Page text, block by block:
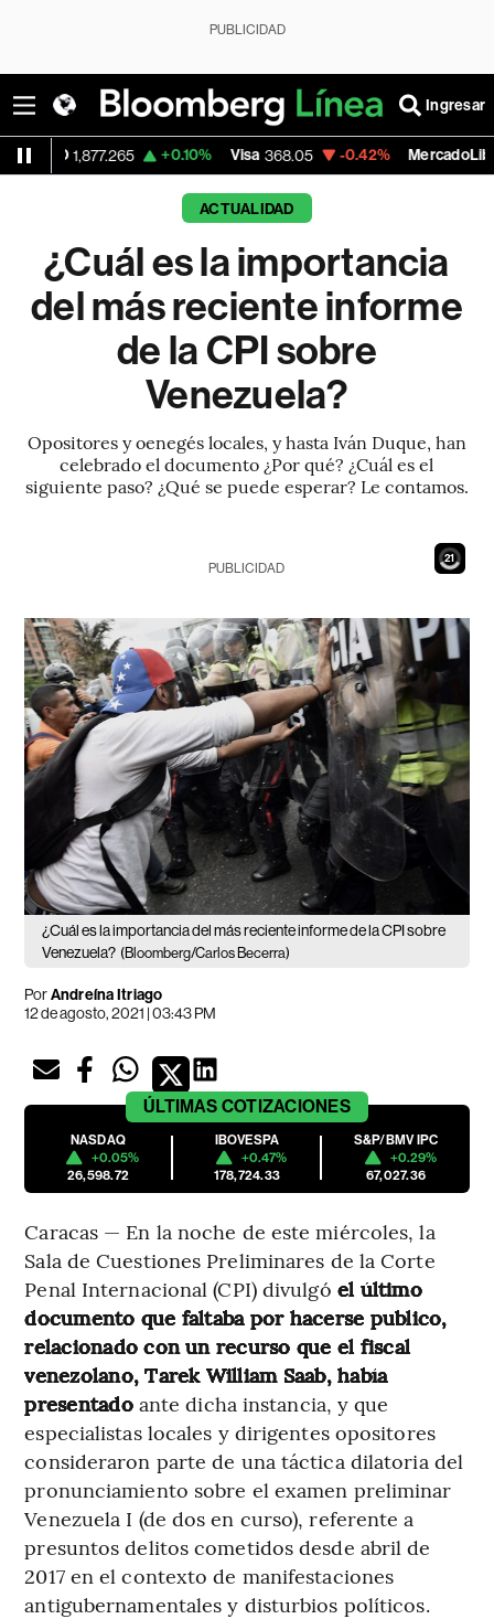
PUBLICIDAD
Ingresar
+0.10% Visa 368.05 -0.42% MercadoLibre 1,929.49
ACTUALIDAD
¿Cuál es la importancia
del más reciente informe
de la CPI sobre
Venezuela?
Opositores y oenegés locales, y hasta Iván Duque, han
celebrado el documento ¿Por qué? ¿Cuál es el
siguiente paso? ¿Qué se puede esperar? Le contamos.
19
PUBLICIDAD
¿Cuál es la importancia del más reciente informe de la CPI sobre
Venezuela? (Bloomberg/Carlos Becerra)
PorAndreína Itriago
12 de agosto, 2021 | 03:43 PM
ÚLTIMAS COTIZACIONES
NASDAQ
+0.05%
26,598.72
IBOVESPA
+0.47%
178,724.33
S&P/BMV IPC
+0.29%
67,027.36
Caracas — En la noche de este miércoles, la
Sala de Cuestiones Preliminares de la Corte
Penal Internacional (CPI) divulgó el último
documento que faltaba por hacerse publico,
relacionado con un recurso que el fiscal
venezolano, Tarek William Saab, había
presentadoante dicha instancia, y que
especialistas locales y dirigentes opositores
consideraron parte de una táctica dilatoria del
pronunciamiento sobre el examen preliminar
Venezuela I (de dos en curso), referente a
presuntos delitos cometidos desde abril de
2017 en el contexto de manifestaciones
antigubernamentales y disturbios políticos.